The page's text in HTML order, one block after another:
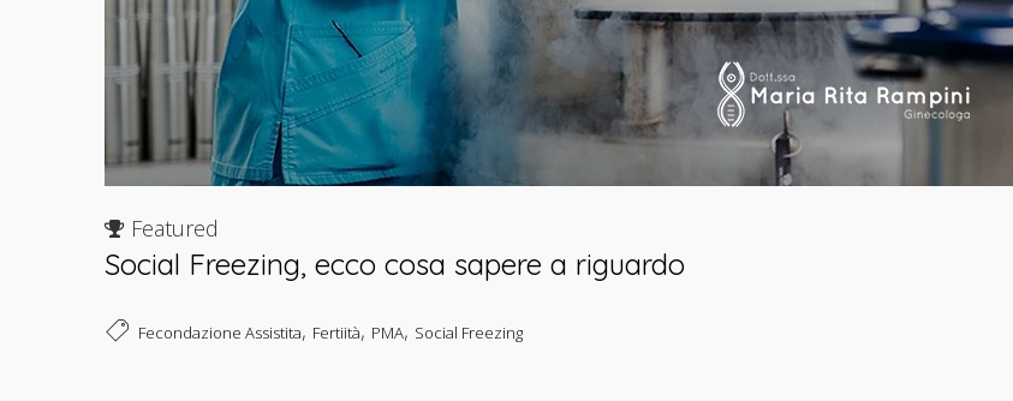
Featured
Social Freezing, ecco cosa sapere a riguardo
Fecondazione Assistita, Fertiità, PMA, Social Freezing